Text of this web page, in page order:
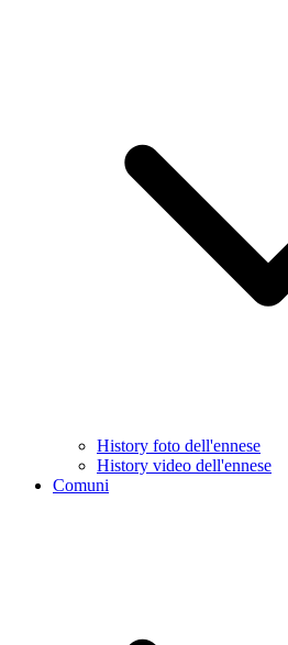
History foto dell'ennese
History video dell'ennese
Comuni